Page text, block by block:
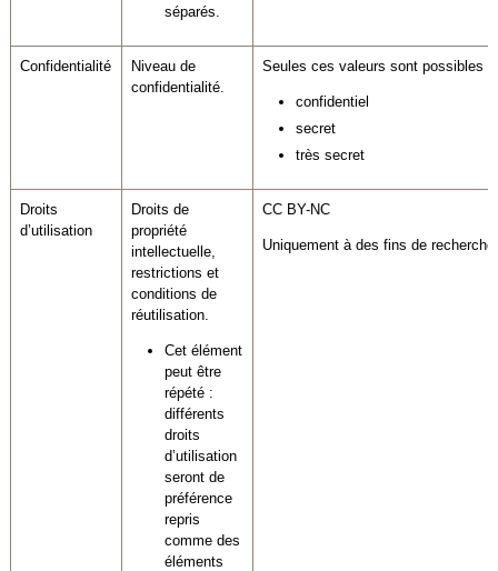
séparés.
Confidentialité
Niveau de
confidentialité.
Seules ces valeurs sont possibles :
confidentiel
secret
très secret
Droits
d’utilisation
Droits de
propriété
intellectuelle,
restrictions et
conditions de
réutilisation.
Cet élément
peut être
répété :
différents
droits
d’utilisation
seront de
préférence
repris
comme des
éléments
CC BY-NC
Uniquement à des fins de recherche.